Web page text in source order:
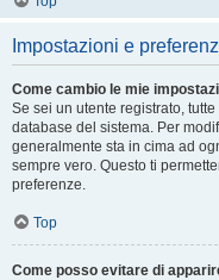
Impostazioni e
Come cambio le mie
Se sei un utente registrato,
database del sistema. Per
generalmente sta in cima ad
sempre vero. Questo ti
preferenze.
Top
Come posso evitare di